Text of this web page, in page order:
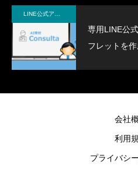
LINE公式アカウント
専用LINE公
フレットを
会社
利用
プライバシ